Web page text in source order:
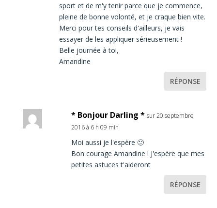
sport et de m'y tenir parce que je commence,
pleine de bonne volonté, et je craque bien vite.
Merci pour tes conseils d'ailleurs, je vais
essayer de les appliquer sérieusement !
Belle journée à toi,
Amandine
RÉPONSE
* Bonjour Darling * sur 20 septembre
2016 à 6 h 09 min
Moi aussi je l'espère 🙂
Bon courage Amandine ! J'espère que mes
petites astuces t'aideront
RÉPONSE